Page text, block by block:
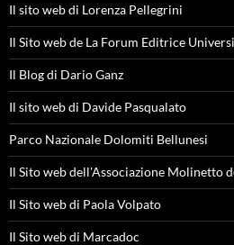
Il sito web di Lorenza Pellegrini
Il Sito web de La Forum Editrice
Il Blog di Dario Ganz
Il sito web di Davide Pasqualato
Parco Nazionale Dolomiti Bellunesi
Il Sito web dell'Associazione Molinetto
Il Sito web di Paola Volpato
Il Sito web di Marcadoc